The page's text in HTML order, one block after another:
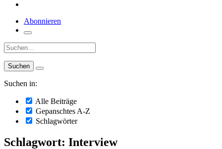
Abonnieren
Suche:
Suchen in:
Alle Beiträge
Gepanschtes A-Z
Schlagwörter
Schlagwort: Interview